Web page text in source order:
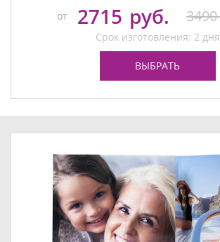
от 2715 руб. 3490
Срок изготовления: 2 дня
ВЫБРАТЬ